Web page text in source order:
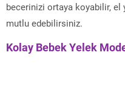
becerinizi ortaya koyabilir, el
mutlu edebilirsiniz.
Kolay Bebek Yelek